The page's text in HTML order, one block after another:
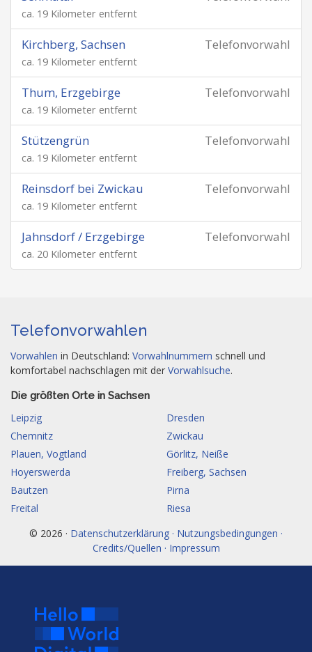
ca. 19 Kilometer entfernt
Telefonvorwahl
Kirchberg, Sachsen
ca. 19 Kilometer entfernt
Telefonvorwahl
Thum, Erzgebirge
ca. 19 Kilometer entfernt
Telefonvorwahl
Stützengrün
ca. 19 Kilometer entfernt
Telefonvorwahl
Reinsdorf bei Zwickau
ca. 19 Kilometer entfernt
Telefonvorwahl
Jahnsdorf / Erzgebirge
ca. 20 Kilometer entfernt
Telefonvorwahlen
Vorwahlen in Deutschland: Vorwahlnummern schnell und
komfortabel nachschlagen mit der Vorwahlsuche.
Die größten Orte in Sachsen
Leipzig
Dresden
Chemnitz
Zwickau
Plauen, Vogtland
Görlitz, Neiße
Hoyerswerda
Freiberg, Sachsen
Bautzen
Pirna
Freital
Riesa
© 2026 · Datenschutzerklärung · Nutzungsbedingungen ·
Credits/Quellen · Impressum